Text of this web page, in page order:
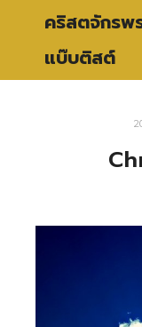
คริสตจักร
แบ๊บติสต์